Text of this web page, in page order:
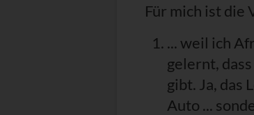
Für mich ist die
... weil ich
gelernt,
gibt. Ja, das
Auto ...